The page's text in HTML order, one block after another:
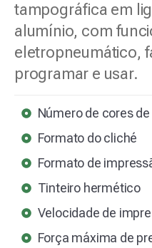
tampográfica em
alumínio, com
eletropneumático,
programar e usar.
Número de cores
Formato do cliché
Formato de
Tinteiro hermético
Velocidade de
Força máxima de